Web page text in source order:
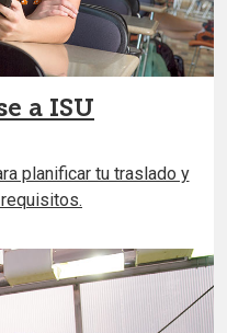
a ISU
planificar tu traslado y